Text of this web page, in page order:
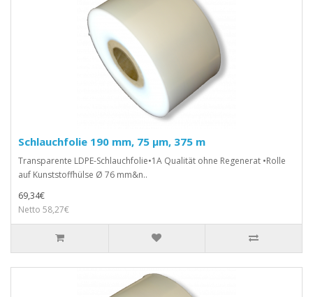
Schlauchfolie 190 mm, 75 µm, 375 m
Transparente LDPE-Schlauchfolie•1A Qualität ohne Regenerat •Rolle
auf Kunststoffhülse Ø 76 mm&n..
69,34€
Netto 58,27€